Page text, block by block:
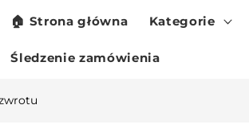
🏠 Strona główna Kategorie
Śledzenie zamówienia